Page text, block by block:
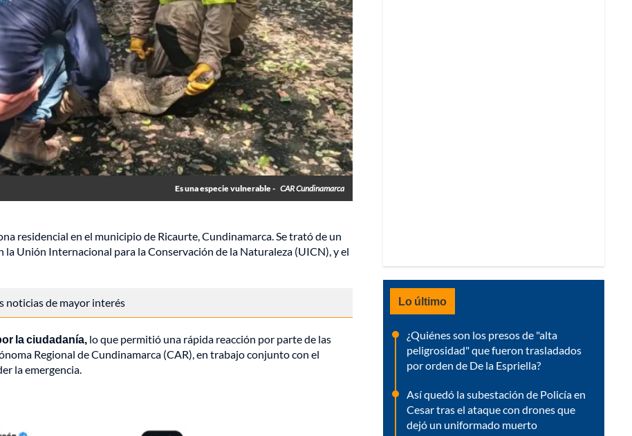
Es una especie vulnerable - CAR Cundinamarca
residencial en el municipio de Ricaurte, Cundinamarca. Se trató de un
la Unión Internacional para la Conservación de la Naturaleza (UICN), y el
noticias de mayor interés
la ciudadanía, lo que permitió una rápida reacción por parte de las
Regional de Cundinamarca (CAR), en trabajo conjunto con el
la emergencia.
Lo último
¿Quiénes son los presos de "alta
peligrosidad" que fueron trasladados
por orden de De la Espriella?
Así quedó la subestación de Policía en
Cesar tras el ataque con drones que
dejó un uniformado muerto